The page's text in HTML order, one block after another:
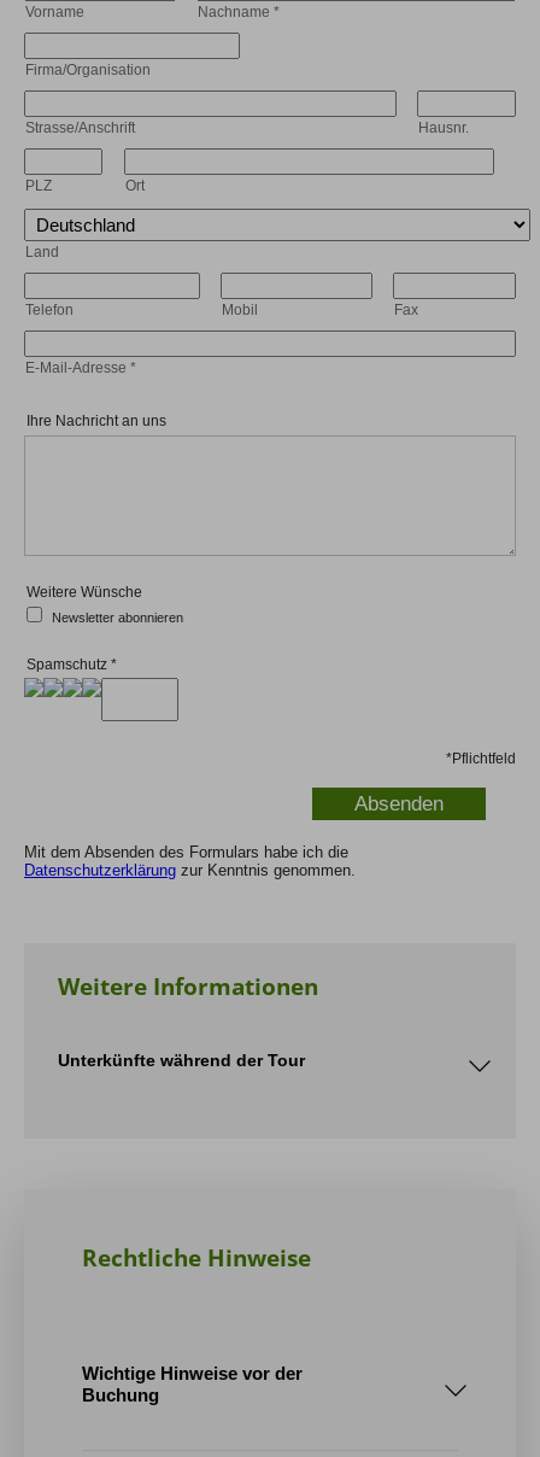
Vorname Nachname *
Firma/Organisation
Strasse/Anschrift Hausnr.
PLZ Ort
Land
Telefon Mobil Fax
E-Mail-Adresse *
Ihre Nachricht an uns
Weitere Wünsche
Newsletter abonnieren
Spamschutz *
*Pflichtfeld
Mit dem Absenden des Formulars habe ich die
Datenschutzerklärung zur Kenntnis genommen.
Weitere Informationen
Unterkünfte während der Tour
Rechtliche Hinweise
Wichtige Hinweise vor der
Buchung